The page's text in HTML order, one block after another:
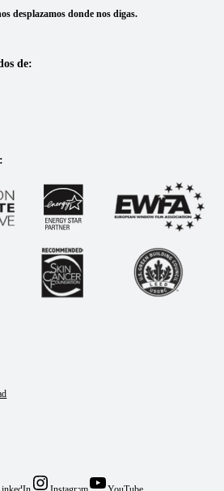
desplazamos donde nos digas.
de: